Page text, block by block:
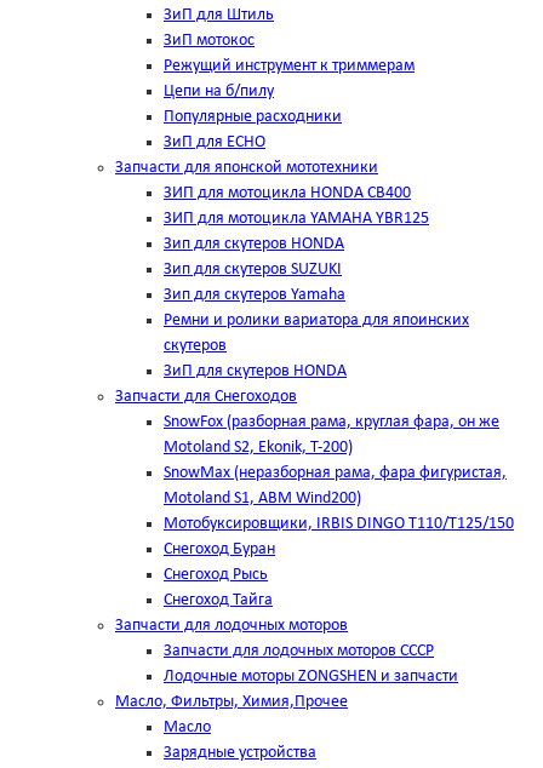
ЗиП для Штиль
ЗиП мотокос
Режущий инструмент к триммерам
Цепи на б/пилу
Популярные расходники
ЗиП для ЕСНО
Запчасти для японской мототехники
ЗИП для мотоцикла HONDA CB400
ЗИП для мотоцикла YAMAHA YBR125
Зип для скутеров HONDA
Зип для скутеров SUZUKI
Зип для скутеров Yamaha
Ремни и ролики вариатора для япоинских
скутеров
ЗиП для скутеров HONDA
Запчасти для Снегоходов
SnowFox (разборная рама, круглая фара, он же
Motoland S2, Ekonik, T-200)
SnowMax (неразборная рама, фара фигуристая,
Motoland S1, ABM Wind200)
Мотобуксировщики, IRBIS DINGO Т110/Т125/150
Снегоход Буран
Снегоход Рысь
Снегоход Тайга
Запчасти для лодочных моторов
Запчасти для лодочных моторов СССР
Лодочные моторы ZONGSHEN и запчасти
Масло, Фильтры, Химия,Прочее
Масло
Зарядные устройства